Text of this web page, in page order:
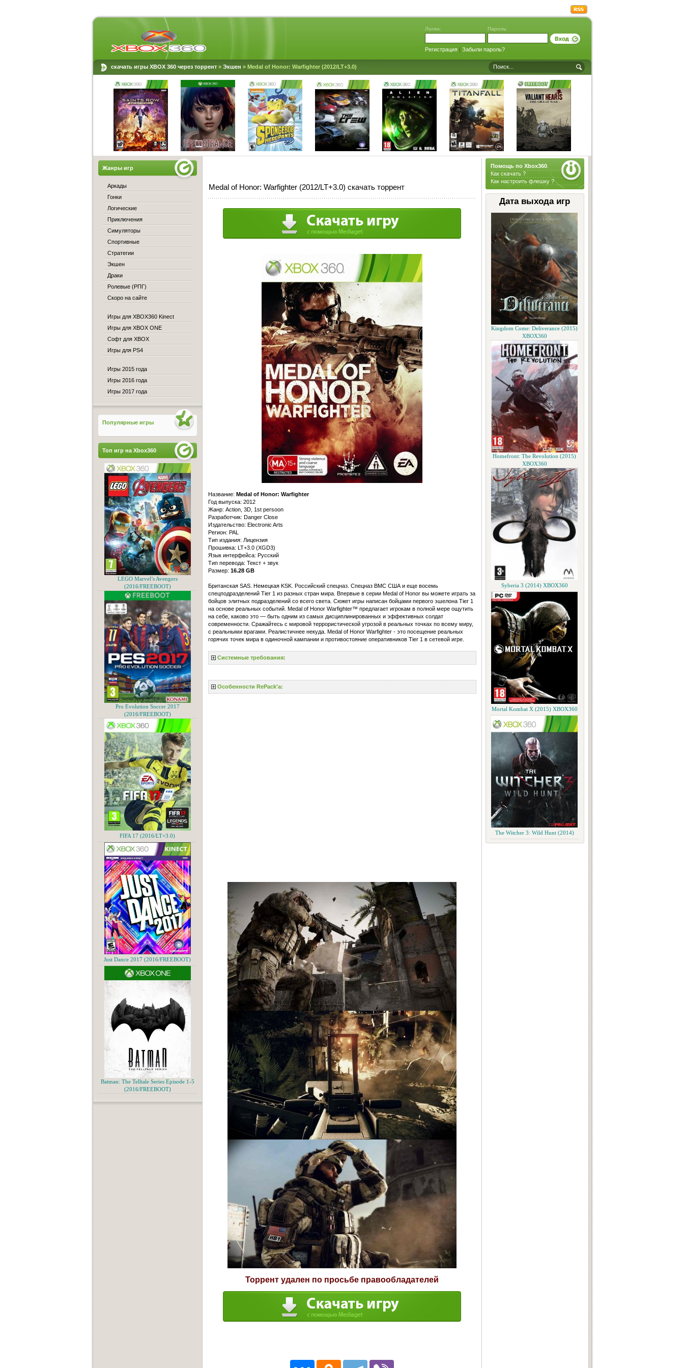
Логин: Пароль:
Регистрация| Забыли пароль?
скачать игры XBOX 360 через торрент» Экшен » Medal of Honor: Warfighter (2012/LT+3.0)
Помощь по Xbox360.
Как скачать ?
Как настроить флешку ?
Дата выхода игр
Kingdom Come: Deliverance (2015)
XBOX360
Homefront: The Revolution (2015)
XBOX360
Syberia 3 (2014) XBOX360
Mortal Kombat X (2015) XBOX360
The Witcher 3: Wild Hunt (2014)
Medal of Honor: Warfighter (2012/LT+3.0) скачать торрент
Название: Medal of Honor: Warfighter
Год выпуска: 2012
Жанр: Action, 3D, 1st persoon
Разработчик: Danger Close
Издательство: Electronic Arts
Регион: PAL
Тип издания: Лицензия
Прошивка: LT+3.0 (XGD3)
Язык интерфейса: Русский
Тип перевода: Текст + звук
Размер: 16.28 GB
Британская SAS. Немецкая KSK. Российский спецназ. Спецназ ВМС США и еще восемь
спецподразделений Tier 1 из разных стран мира. Впервые в серии Medal of Honor вы можете играть за
бойцов элитных подразделений со всего света. Сюжет игры написан бойцами первого эшелона Tier 1
на основе реальных событий. Medal of Honor Warfighter™ предлагает игрокам в полной мере ощутить
на себе, каково это — быть одним из самых дисциплинированных и эффективных солдат
современности. Сражайтесь с мировой террористической угрозой в реальных точках по всему миру,
с реальными врагами. Реалистичнее некуда. Medal of Honor Warfighter - это посещение реальных
горячих точек мира в одиночной кампании и противостояние оперативников Tier 1 в сетевой игре.
Системные требования:
Особенности RePack'а:
Торрент удален по просьбе правообладателей
Жанры игр
Аркады
Гонки
Логические
Приключения
Симуляторы
Спортивные
Стратегии
Экшен
Драки
Ролевые (РПГ)
Скоро на сайте
Игры для XBOX360 Kinect
Игры для XBOX ONE
Софт для XBOX
Игры для PS4
Игры 2015 года
Игры 2016 года
Игры 2017 года
Популярные игры
Топ игр на Xbox360
LEGO Marvel’s Avengers
(2016/FREEBOOT)
Pro Evolution Soccer 2017
(2016/FREEBOOT)
FIFA 17 (2016/LT+3.0)
Just Dance 2017 (2016/FREEBOOT)
Batman: The Telltale Series Episode 1-5
(2016/FREEBOOT)